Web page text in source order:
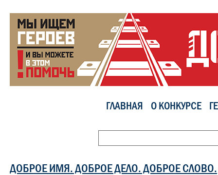
ГЛАВНАЯ О КОНКУРСЕ
ДОБРОЕ ИМЯ. ДОБРОЕ ДЕЛО. ДОБРОЕ СЛОВО.